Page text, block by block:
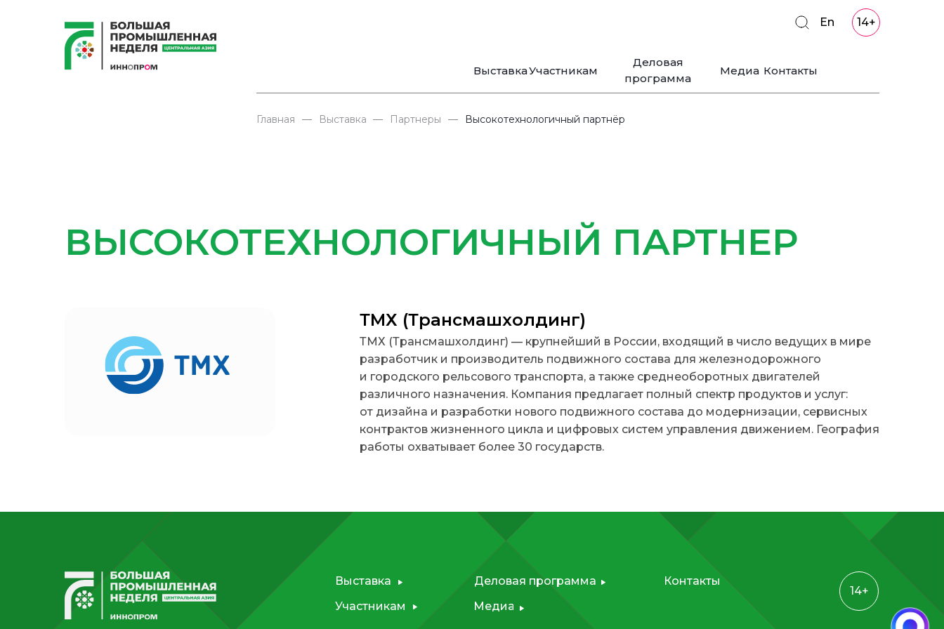
ВыставкаУчастникам
Деловая
программа
Медиа Контакты
En 14+
Главная Выставка
— — Партнеры Высокотехнологичный партнёр
—
ВЫСОКОТЕХНОЛОГИЧНЫЙ ПАРТНЕР
ТМХ (Трансмашхолдинг)
ТМХ (Трансмашхолдинг) — крупнейший в России, входящий в число ведущих в мире
разработчик и производитель подвижного состава для железнодорожного
и городского рельсового транспорта, а также среднеоборотных двигателей
различного назначения. Компания предлагает полный спектр продуктов и услуг:
от дизайна и разработки нового подвижного состава до модернизации, сервисных
контрактов жизненного цикла и цифровых систем управления движением. География
работы охватывает более 30 государств.
14+
INNOPROM
Talks
Медиа
Участникам
Контакты
Деловая программа
Выставка